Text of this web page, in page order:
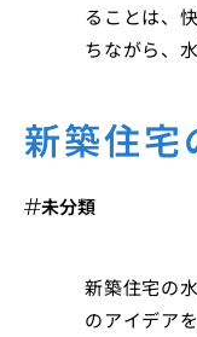
ることは、
ちながら、
新築住宅
未分類
新築住宅の
のアイデア